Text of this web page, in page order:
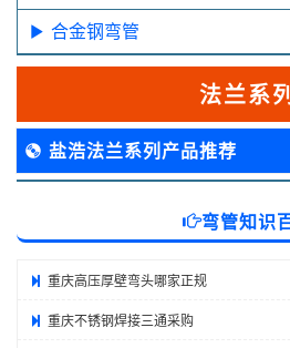
合金钢弯管
法兰系
盐浩法兰系列产品推荐
弯管知识
重庆高压厚壁弯头哪家正规
重庆不锈钢焊接三通采购